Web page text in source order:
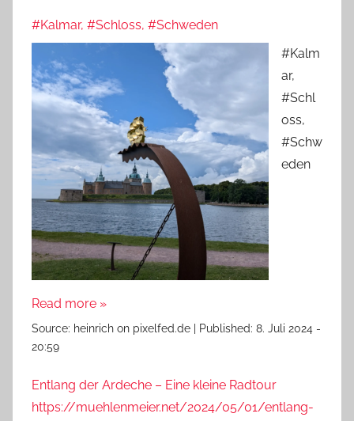
#Kalmar, #Schloss, #Schweden
#Kalm
ar,
#Schl
oss,
#Schw
eden
Read more »
Source: heinrich on pixelfed.de Published: 8. Juli 2024 -
20:59
Entlang der Ardeche – Eine kleine Radtour
https://muehlenmeier.net/2024/05/01/entlang-